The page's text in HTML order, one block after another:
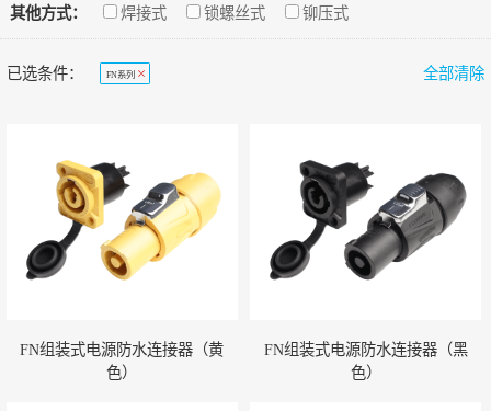
其他方式： 焊接式 锁螺丝式 铆压式
已选条件： FN系列 全部清除
FN组装式电源防水连接器（黄
色）
FN组装式电源防水连接器（黑
色）